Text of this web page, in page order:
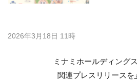
2026年3月18日 11時
ミナミホールディング
関連プレスリリースを